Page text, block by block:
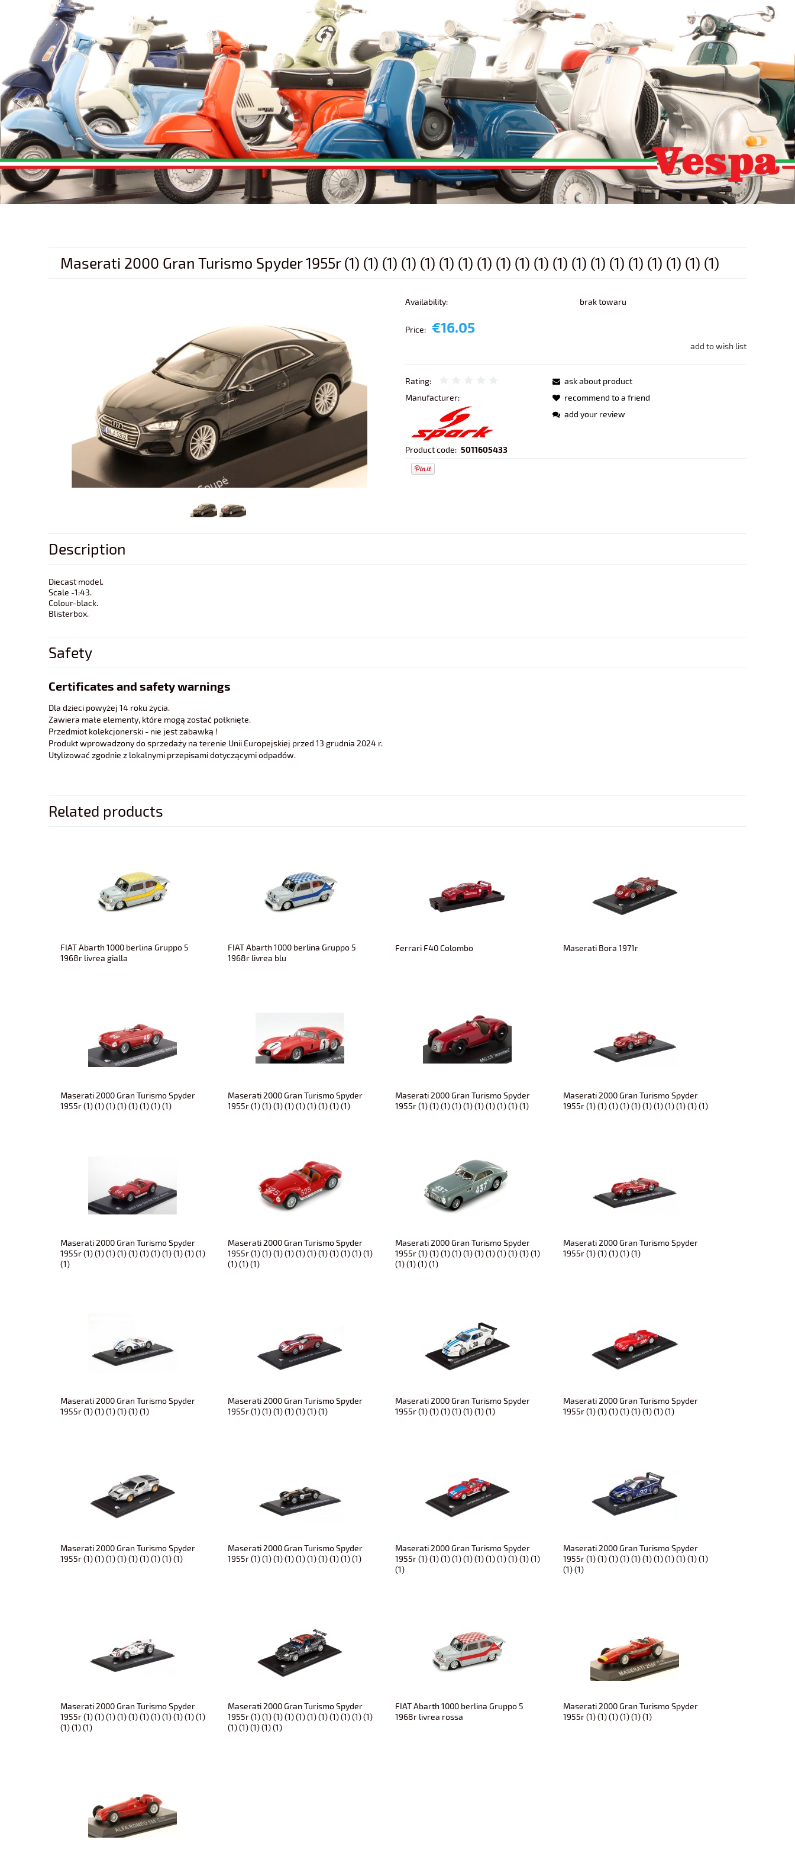
Maserati 2000 Gran Turismo Spyder 1955r (1) (1) (1) (1) (1) (1) (1) (1) (1) (1) (1) (1) (1) (1) (1) (1) (1) (1) (1) (1)
Availability: brak towaru
Price: €16.05
add to wish list
Rating:
Manufacturer:
Product code: 5011605433
ask about product
recommend to a friend
add your review
Description
Diecast model.
Scale -1:43.
Colour-black.
Blisterbox.
Safety
Certificates and safety warnings
Dla dzieci powyżej 14 roku życia.
Zawiera małe elementy, które mogą zostać połknięte.
Przedmiot kolekcjonerski - nie jest zabawką !
Produkt wprowadzony do sprzedaży na terenie Unii Europejskiej przed 13 grudnia 2024 r.
Utylizować zgodnie z lokalnymi przepisami dotyczącymi odpadów.
Related products
FIAT Abarth 1000 berlina Gruppo 5
1968r livrea gialla
FIAT Abarth 1000 berlina Gruppo 5
1968r livrea blu
Ferrari F40 Colombo Maserati Bora 1971r
Maserati 2000 Gran Turismo Spyder
1955r (1) (1) (1) (1) (1) (1) (1) (1)
Maserati 2000 Gran Turismo Spyder
1955r (1) (1) (1) (1) (1) (1) (1) (1) (1)
Maserati 2000 Gran Turismo Spyder
1955r (1) (1) (1) (1) (1) (1) (1) (1) (1) (1)
Maserati 2000 Gran Turismo Spyder
1955r (1) (1) (1) (1) (1) (1) (1) (1) (1) (1) (1)
Maserati 2000 Gran Turismo Spyder
1955r (1) (1) (1) (1) (1) (1) (1) (1) (1) (1) (1)
(1)
Maserati 2000 Gran Turismo Spyder
1955r (1) (1) (1) (1) (1) (1) (1) (1) (1) (1) (1)
(1) (1) (1)
Maserati 2000 Gran Turismo Spyder
1955r (1) (1) (1) (1) (1) (1) (1) (1) (1) (1) (1)
(1) (1) (1) (1)
Maserati 2000 Gran Turismo Spyder
1955r (1) (1) (1) (1) (1)
Maserati 2000 Gran Turismo Spyder
1955r (1) (1) (1) (1) (1) (1)
Maserati 2000 Gran Turismo Spyder
1955r (1) (1) (1) (1) (1) (1) (1)
Maserati 2000 Gran Turismo Spyder
1955r (1) (1) (1) (1) (1) (1) (1)
Maserati 2000 Gran Turismo Spyder
1955r (1) (1) (1) (1) (1) (1) (1) (1)
Maserati 2000 Gran Turismo Spyder
1955r (1) (1) (1) (1) (1) (1) (1) (1) (1)
Maserati 2000 Gran Turismo Spyder
1955r (1) (1) (1) (1) (1) (1) (1) (1) (1) (1)
Maserati 2000 Gran Turismo Spyder
1955r (1) (1) (1) (1) (1) (1) (1) (1) (1) (1) (1)
(1)
Maserati 2000 Gran Turismo Spyder
1955r (1) (1) (1) (1) (1) (1) (1) (1) (1) (1) (1)
(1) (1)
Maserati 2000 Gran Turismo Spyder
1955r (1) (1) (1) (1) (1) (1) (1) (1) (1) (1) (1)
(1) (1) (1)
Maserati 2000 Gran Turismo Spyder
1955r (1) (1) (1) (1) (1) (1) (1) (1) (1) (1) (1)
(1) (1) (1) (1) (1)
FIAT Abarth 1000 berlina Gruppo 5
1968r livrea rossa
Maserati 2000 Gran Turismo Spyder
1955r (1) (1) (1) (1) (1) (1)